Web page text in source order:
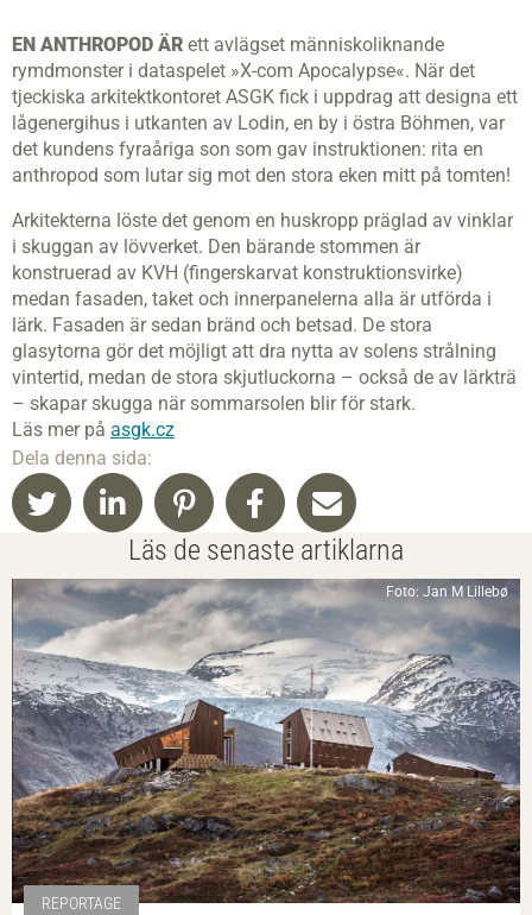
EN ANTHROPOD ÄR ett avlägset människoliknande
rymdmonster i dataspelet »X-com Apocalypse«. När det
tjeckiska arkitektkontoret ASGK fick i uppdrag att designa ett
lågenergihus i utkanten av Lodin, en by i östra Böhmen, var
det kundens fyraåriga son som gav instruktionen: rita en
anthropod som lutar sig mot den stora eken mitt på tomten!
Arkitekterna löste det genom en huskropp präglad av vinklar
i skuggan av lövverket. Den bärande stommen är
konstruerad av KVH (fingerskarvat konstruktionsvirke)
medan fasaden, taket och innerpanelerna alla är utförda i
lärk. Fasaden är sedan bränd och betsad. De stora
glasytorna gör det möjligt att dra nytta av solens strålning
vintertid, medan de stora skjutluckorna – också de av lärkträ
– skapar skugga när sommarsolen blir för stark.
Läs mer på asgk.cz
Dela denna sida:
Läs de senaste artiklarna
Foto: Jan M Lillebø
REPORTAGE